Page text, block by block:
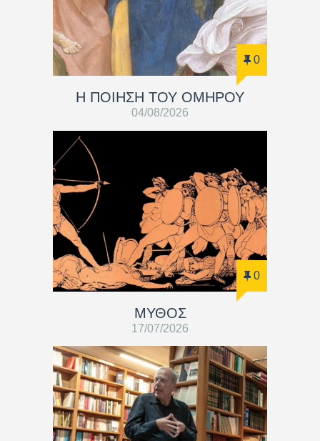
0
Η ΠΟΙΗΣΗ ΤΟΥ ΟΜΗΡΟΥ
04/08/2026
0
ΜΥΘΟΣ
17/07/2026